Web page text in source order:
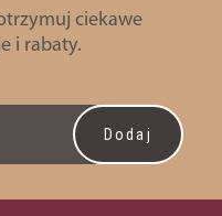
ciekawe
i rabaty.